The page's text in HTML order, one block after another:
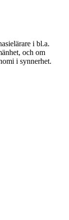
i bl.a.
och om
i synnerhet.